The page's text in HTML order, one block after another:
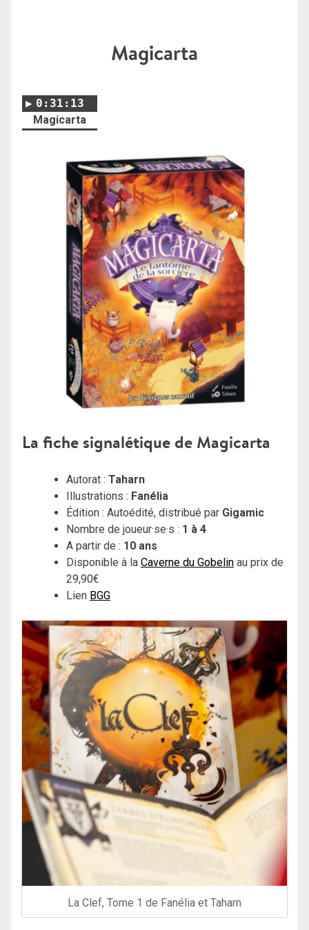
Magicarta
0:31:13
Magicarta
La fiche signalétique de Magicarta
Autorat : Taharn
Illustrations : Fanélia
Édition : Autoédité, distribué par Gigamic
Nombre de joueur·se·s : 1 à 4
A partir de : 10 ans
Disponible à la Caverne du Gobelin au prix de
29,90€
Lien BGG
La Clef, Tome 1 de Fanélia et Taharn